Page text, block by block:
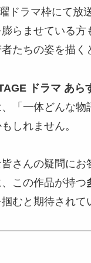
ドラマ枠にて放
らませている
たちの姿を描く
ドラマ あら
「一体どんな
しれません。
さんの疑問に
この作品が持つ
むと期待されて